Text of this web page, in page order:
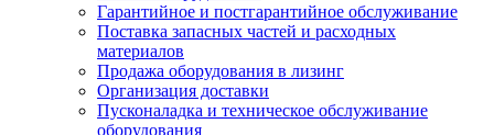
Гарантийное и постгарантийное обслуживание
Поставка запасных частей и расходных
материалов
Продажа оборудования в лизинг
Организация доставки
Пусконаладка и техническое обслуживание
оборудования